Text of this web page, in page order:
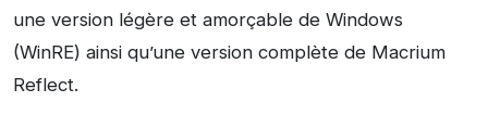
une version légère et amorçable de Windows
(WinRE) ainsi qu’une version complète de Macrium
Reflect.